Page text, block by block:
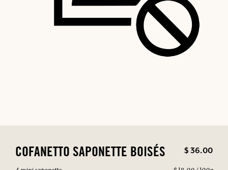
COFANETTO SAPONETTE BOISÉS $ 36.00